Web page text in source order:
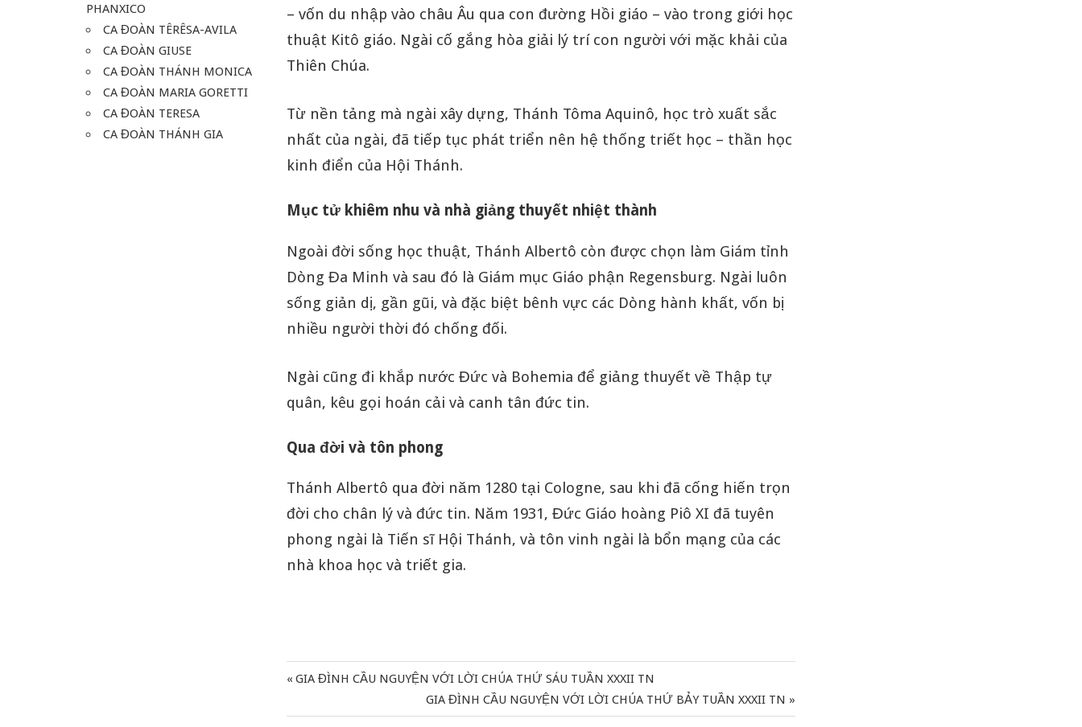
PHANXICO
CA ĐOÀN TÊRÊSA-AVILA
CA ĐOÀN GIUSE
CA ĐOÀN THÁNH MONICA
CA ĐOÀN MARIA GORETTI
CA ĐOÀN TERESA
CA ĐOÀN THÁNH GIA
– vốn du nhập vào châu Âu qua con đường Hồi giáo – vào trong giới học
thuật Kitô giáo. Ngài cố gắng hòa giải lý trí con người với mặc khải của
Thiên Chúa.
Từ nền tảng mà ngài xây dựng, Thánh Tôma Aquinô, học trò xuất sắc
nhất của ngài, đã tiếp tục phát triển nên hệ thống triết học – thần học
kinh điển của Hội Thánh.
Mục tử khiêm nhu và nhà giảng thuyết nhiệt thành
Ngoài đời sống học thuật, Thánh Albertô còn được chọn làm Giám tỉnh
Dòng Đa Minh và sau đó là Giám mục Giáo phận Regensburg. Ngài luôn
sống giản dị, gần gũi, và đặc biệt bênh vực các Dòng hành khất, vốn bị
nhiều người thời đó chống đối.
Ngài cũng đi khắp nước Đức và Bohemia để giảng thuyết về Thập tự
quân, kêu gọi hoán cải và canh tân đức tin.
Qua đời và tôn phong
Thánh Albertô qua đời năm 1280 tại Cologne, sau khi đã cống hiến trọn
đời cho chân lý và đức tin. Năm 1931, Đức Giáo hoàng Piô XI đã tuyên
phong ngài là Tiến sĩ Hội Thánh, và tôn vinh ngài là bổn mạng của các
nhà khoa học và triết gia.
Điều
hướng
Previous
GIA ĐÌNH CẦU NGUYỆN VỚI LỜI CHÚA THỨ SÁU TUẦN XXXII TN
Next
Post:
GIA ĐÌNH CẦU NGUYỆN VỚI LỜI CHÚA THỨ BẢY TUẦN XXXII TN